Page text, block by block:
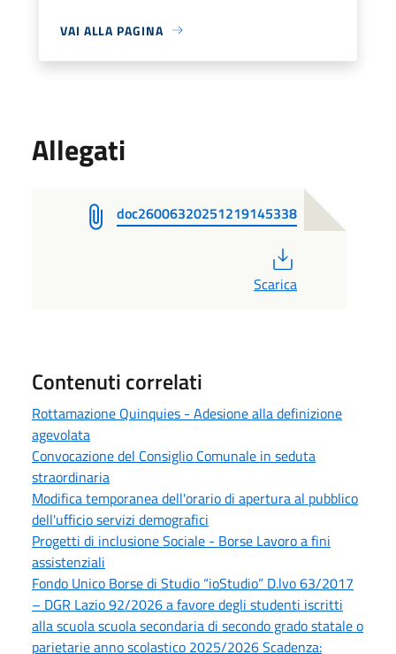
VAI ALLA PAGINA
Allegati
doc26006320251219145338
Scarica
Contenuti correlati
Rottamazione Quinquies - Adesione alla definizione
agevolata
Convocazione del Consiglio Comunale in seduta
straordinaria
Modifica temporanea dell'orario di apertura al pubblico
dell'ufficio servizi demografici
Progetti di inclusione Sociale - Borse Lavoro a fini
assistenziali
Fondo Unico Borse di Studio “ioStudio” D.lvo 63/2017
– DGR Lazio 92/2026 a favore degli studenti iscritti
alla scuola scuola secondaria di secondo grado statale o
parietarie anno scolastico 2025/2026 Scadenza: